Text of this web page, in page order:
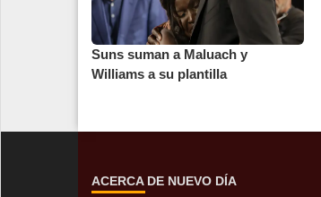
Suns suman a Maluach y
Williams a su plantilla
ACERCA DE NUEVO DÍA